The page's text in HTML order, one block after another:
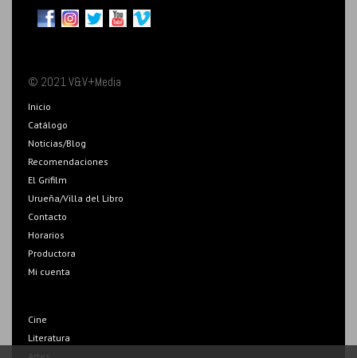
© 2021 V&V+Media
Inicio
Catálogo
Noticias/Blog
Recomendaciones
El Grifilm
Urueña/Villa del Libro
Contacto
Horarios
Productora
Mi cuenta
Cine
Literatura
Artes